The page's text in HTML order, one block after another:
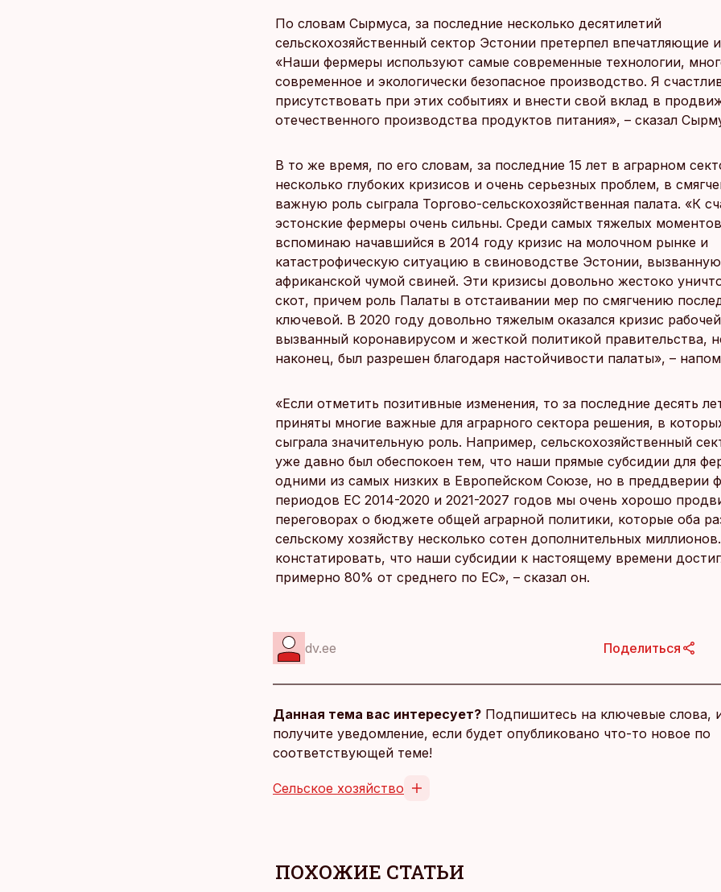
По словам Сырмуса, за последние несколько десятилетий
сельскохозяйственный сектор Эстонии претерпел впечатляющие
«Наши фермеры используют самые современные технологии,
современное и экологически безопасное производство. Я
присутствовать при этих событиях и внести свой вклад в
отечественного производства продуктов питания», – сказал
В то же время, по его словам, за последние 15 лет в аграрном
несколько глубоких кризисов и очень серьезных проблем, в
важную роль сыграла Торгово-сельскохозяйственная палата. «К
эстонские фермеры очень сильны. Среди самых тяжелых
вспоминаю начавшийся в 2014 году кризис на молочном рынке и
катастрофическую ситуацию в свиноводстве Эстонии, вызванную
африканской чумой свиней. Эти кризисы довольно жестоко
скот, причем роль Палаты в отстаивании мер по смягчению
ключевой. В 2020 году довольно тяжелым оказался кризис
вызванный коронавирусом и жесткой политикой правительства,
наконец, был разрешен благодаря настойчивости палаты», –
«Если отметить позитивные изменения, то за последние десять
приняты многие важные для аграрного сектора решения, в
сыграла значительную роль. Например, сельскохозяйственный
уже давно был обеспокоен тем, что наши прямые субсидии для
одними из самых низких в Европейском Союзе, но в преддверии
периодов ЕС 2014-2020 и 2021-2027 годов мы очень хорошо
переговорах о бюджете общей аграрной политики, которые оба
сельскому хозяйству несколько сотен дополнительных
констатировать, что наши субсидии к настоящему времени
примерно 80% от среднего по ЕС», – сказал он.
dv.ee Поделиться
Данная тема вас интересует? Подпишитесь на ключевые слова,
получите уведомление, если будет опубликовано что-то новое по
соответствующей теме!
Сельское хозяйство
ПОХОЖИЕ СТАТЬИ